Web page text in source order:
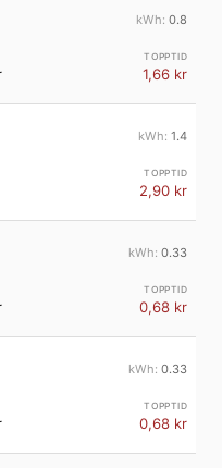
0.8
1,66 kr
1.4
2,90 kr
0.33
0,68 kr
0.33
0,68 kr